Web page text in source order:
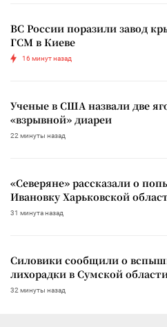
ВС России поразили завод
ГСМ в Киеве
16 минут назад
Ученые в США назвали две
«взрывной» диареи
22 минуты назад
«Северяне» рассказали о
Ивановку Харьковской
31 минута назад
Силовики сообщили о
лихорадки в Сумской
32 минуты назад